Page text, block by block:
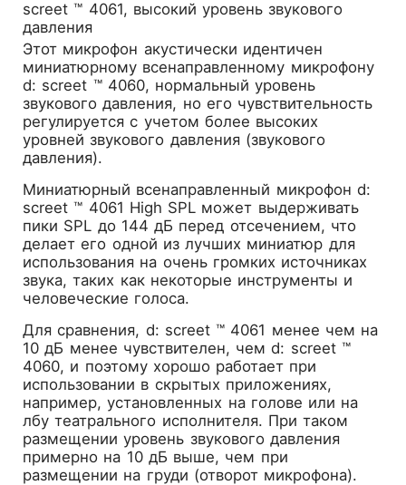
screet ™ 4061, высокий уровень звукового
давления
Этот микрофон акустически идентичен
миниатюрному всенаправленному микрофону
d: screet ™ 4060, нормальный уровень
звукового давления, но его чувствительность
регулируется с учетом более высоких
уровней звукового давления (звукового
давления).
Миниатюрный всенаправленный микрофон d:
screet ™ 4061 High SPL может выдерживать
пики SPL до 144 дБ перед отсечением, что
делает его одной из лучших миниатюр для
использования на очень громких источниках
звука, таких как некоторые инструменты и
человеческие голоса.
Для сравнения, d: screet ™ 4061 менее чем на
10 дБ менее чувствителен, чем d: screet ™
4060, и поэтому хорошо работает при
использовании в скрытых приложениях,
например, установленных на голове или на
лбу театрального исполнителя. При таком
размещении уровень звукового давления
примерно на 10 дБ выше, чем при
размещении на груди (отворот микрофона).